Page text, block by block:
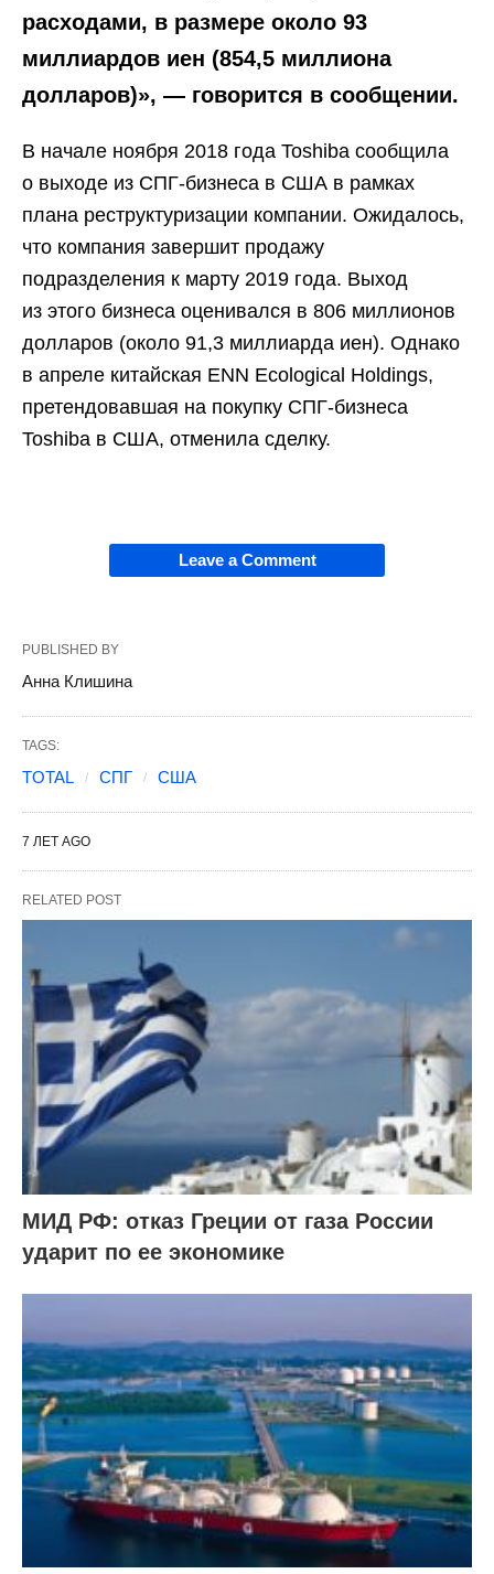
расходами, в размере около 93
миллиардов иен (854,5 миллиона
долларов)», — говорится в сообщении.
В начале ноября 2018 года Toshiba сообщила
о выходе из СПГ-бизнеса в США в рамках
плана реструктуризации компании. Ожидалось,
что компания завершит продажу
подразделения к марту 2019 года. Выход
из этого бизнеса оценивался в 806 миллионов
долларов (около 91,3 миллиарда иен). Однако
в апреле китайская ENN Ecological Holdings,
претендовавшая на покупку СПГ-бизнеса
Toshiba в США, отменила сделку.
Leave a Comment
PUBLISHED BY
Анна Клишина
TAGS:
TOTAL СПГ США
7 ЛЕТ AGO
RELATED POST
МИД РФ: отказ Греции от газа России
ударит по ее экономике